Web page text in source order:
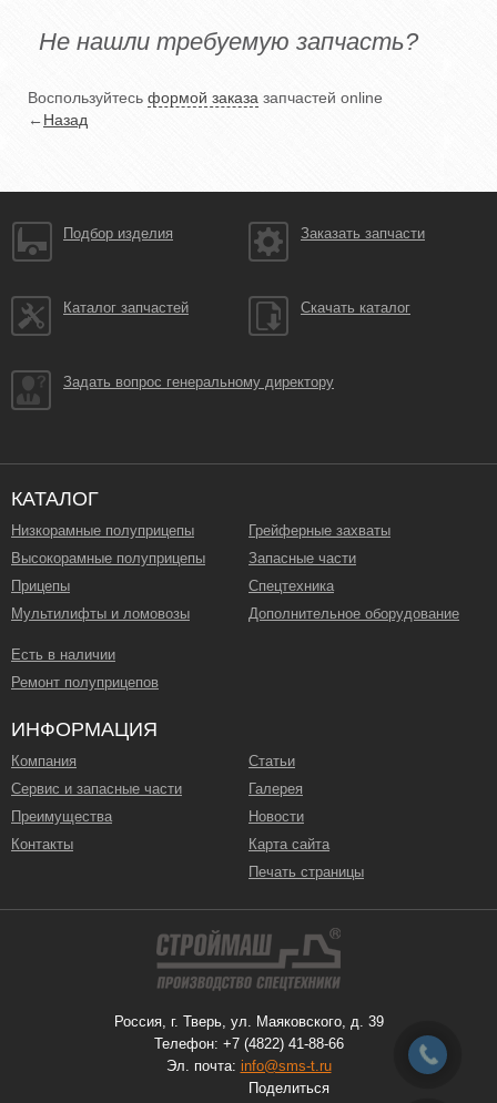
Не нашли требуемую запчасть?
Воспользуйтесь формой заказа запчастей online
←Назад
Подбор изделия Заказать запчасти
Каталог запчастей Скачать каталог
Задать вопрос генеральному директору
КАТАЛОГ
Низкорамные полуприцепы
Высокорамные полуприцепы
Прицепы
Мультилифты и ломовозы
Грейферные захваты
Запасные части
Спецтехника
Дополнительное оборудование
Есть в наличии
Ремонт полуприцепов
ИНФОРМАЦИЯ
Компания
Сервис и запасные части
Преимущества
Контакты
Статьи
Галерея
Новости
Карта сайта
Печать страницы
Россия, г. Тверь, ул. Маяковского, д. 39
Телефон: +7 (4822) 41-88-66
Эл. почта: info@sms-t.ru
Поделиться